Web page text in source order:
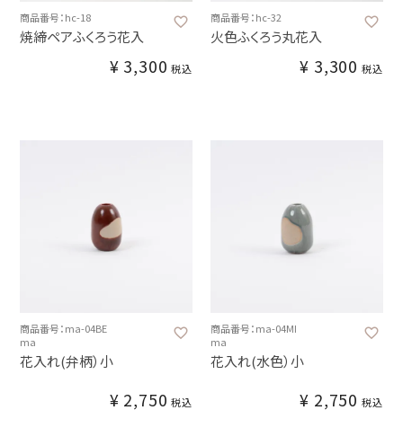
商品番号：hc-18
焼締ペアふくろう花入
¥ 3,300 税込
商品番号：hc-32
火色ふくろう丸花入
¥ 3,300 税込
商品番号：ma-04BE
ma
花入れ(弁柄）小
¥ 2,750 税込
商品番号：ma-04MI
ma
花入れ(水色）小
¥ 2,750 税込